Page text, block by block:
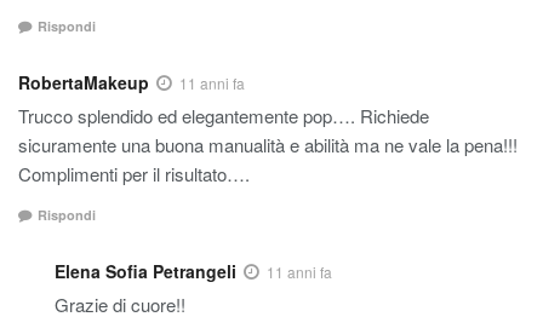
Rispondi
RobertaMakeup 11 anni fa
Trucco splendido ed elegantemente pop…. Richiede
sicuramente una buona manualità e abilità ma ne vale la pena!!!
Complimenti per il risultato….
Rispondi
Elena Sofia Petrangeli 11 anni fa
Grazie di cuore!!